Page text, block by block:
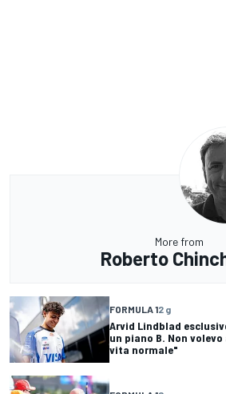
More from
Roberto
FORMULA 12 g
Arvid Lindblad
un piano B. Non
vita normale"